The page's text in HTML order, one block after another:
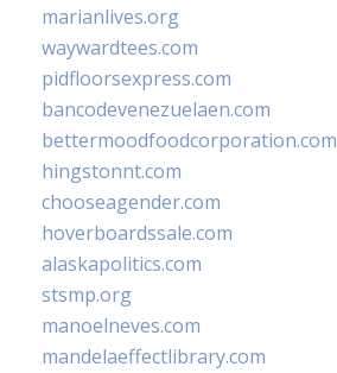
marianlives.org
waywardtees.com
pidfloorsexpress.com
bancodevenezuelaen.com
bettermoodfoodcorporation.com
hingstonnt.com
chooseagender.com
hoverboardssale.com
alaskapolitics.com
stsmp.org
manoelneves.com
mandelaeffectlibrary.com